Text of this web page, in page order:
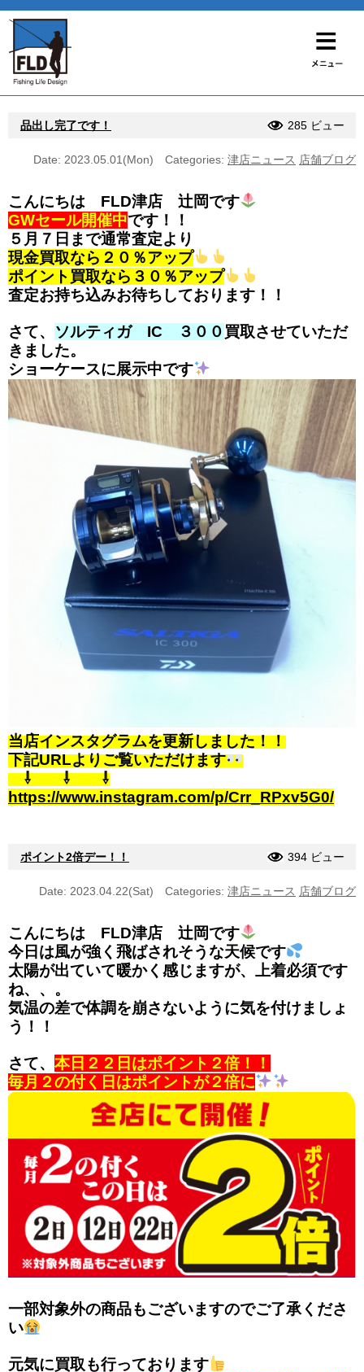
品出し完了です！ 285 ビュー
Date: 2023.05.01(Mon) Categories: 津店ニュース 店舗ブログ
こんにちは FLD津店 辻岡です
GWセール開催中です！！
５月７日まで通常査定より
現金買取なら２０％アップ
ポイント買取なら３０％アップ
査定お持ち込みお待ちしております！！
さて、 ソルティガ IC ３００ 買取させていただ
きました。
ショーケースに展示中です
当店インスタグラムを更新しました！！
下記URLよりご覧いただけます
⇩ ⇩ ⇩
https://www.instagram.com/p/Crr_RPxv5G0/
ポイント2倍デー！！ 394 ビュー
Date: 2023.04.22(Sat) Categories: 津店ニュース 店舗ブログ
こんにちは FLD津店 辻岡です
今日は風が強く飛ばされそうな天候です
太陽が出ていて暖かく感じますが、上着必須です
ね、、。
気温の差で体調を崩さないように気を付けましょ
う！！
さて、 本日２２日はポイント２倍！！
毎月２の付く日はポイントが２倍に
一部対象外の商品もございますのでご了承くださ
い
元気に買取も行っております